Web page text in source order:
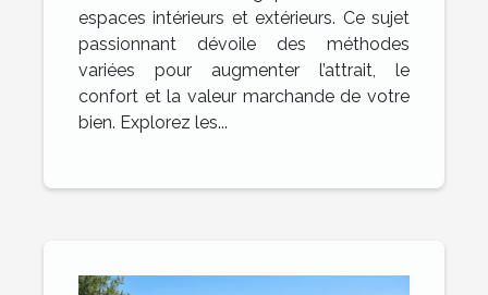
espaces intérieurs et extérieurs. Ce sujet
passionnant dévoile des méthodes
variées pour augmenter l’attrait, le
confort et la valeur marchande de votre
bien. Explorez les...